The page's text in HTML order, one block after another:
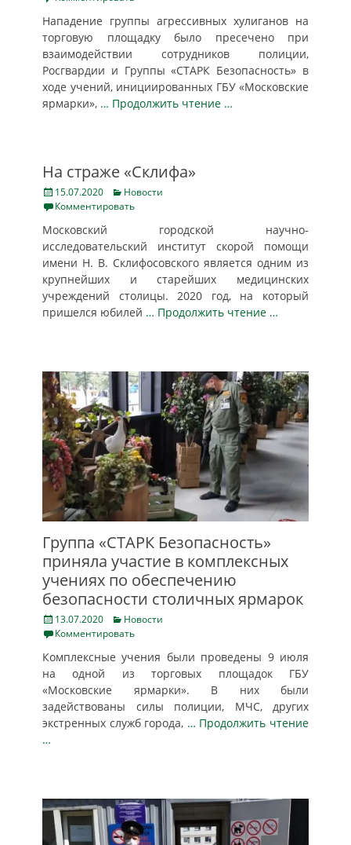
Нападение группы агрессивных хулиганов на
торговую площадку было пресечено при
взаимодействии сотрудников полиции,
Росгвардии и Группы «СТАРК Безопасность» в
ходе учений, инициированных ГБУ «Московские
ярмарки», … Продолжить чтение …
На страже «Склифа»
Posted
on
15.07.2020 Categories
Новости
Комментировать
Московский городской научно-
исследовательский институт скорой помощи
имени Н. В. Склифосовского является одним из
крупнейших и старейших медицинских
учреждений столицы. 2020 год, на который
пришелся юбилей … Продолжить чтение …
Группа «СТАРК Безопасность»
приняла участие в комплексных
учениях по обеспечению
безопасности столичных ярмарок
Posted
on
13.07.2020 Categories
Новости
Комментировать
Комплексные учения были проведены 9 июля
на одной из торговых площадок ГБУ
«Московские ярмарки». В них были
задействованы силы полиции, МЧС, других
экстренных служб города, … Продолжить чтение
…